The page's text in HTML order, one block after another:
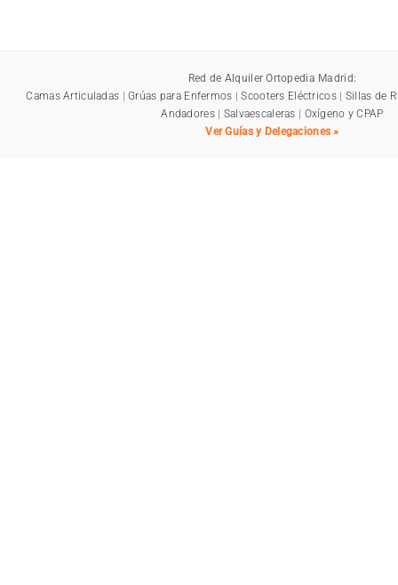
Red de Alquiler Ortopedia Madrid:
Camas Articuladas |Grúas para Enfermos |Scooters Eléctricos| Sillas de
Andadores| Salvaescaleras | Oxígeno y CPAP
Ver Guías y Delegaciones »